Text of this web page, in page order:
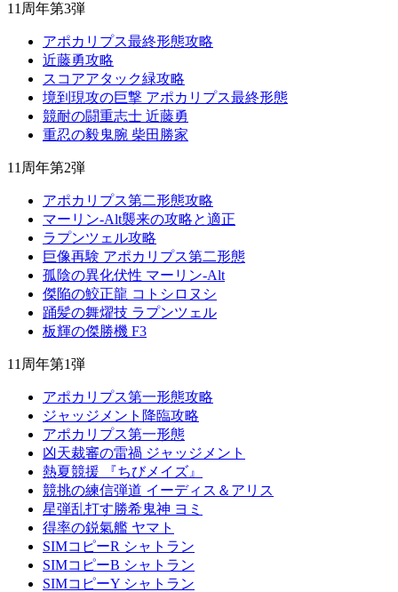
11周年第3弾
アポカリプス最終形態攻略
近藤勇攻略
スコアアタック緑攻略
境到現攻の巨撃 アポカリプス最終形態
競耐の闘重志士 近藤勇
重忍の毅鬼腕 柴田勝家
11周年第2弾
アポカリプス第二形態攻略
マーリン-Alt襲来の攻略と適正
ラプンツェル攻略
巨像再験 アポカリプス第二形態
孤陰の異化伏性 マーリン-Alt
傑陥の鮫正龍 コトシロヌシ
踊髪の舞燿技 ラプンツェル
板輝の傑勝機 F3
11周年第1弾
アポカリプス第一形態攻略
ジャッジメント降臨攻略
アポカリプス第一形態
凶天裁審の雷禍 ジャッジメント
熱夏競援 『ちびメイズ』
競挑の練信弾道 イーディス＆アリス
星弾乱打す勝希鬼神 ヨミ
得率の鋭氣艦 ヤマト
SIMコピーR シャトラン
SIMコピーB シャトラン
SIMコピーY シャトラン